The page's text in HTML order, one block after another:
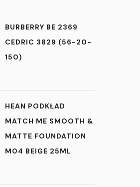
BURBERRY BE 2369
CEDRIC 3829 (56-20-
150)
HEAN PODKŁAD
MATCH ME SMOOTH &
MATTE FOUNDATION
M04 BEIGE 25ML